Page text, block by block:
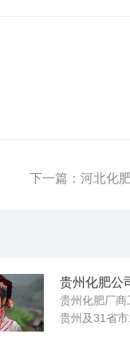
下一篇：河北化
贵州化肥公
贵州化肥厂商
贵州及31省市